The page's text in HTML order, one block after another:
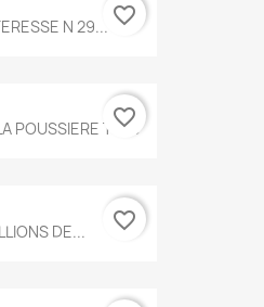
N 29... favorite_border
POUSSIERE T.778
favorite_border
DE... favorite_border